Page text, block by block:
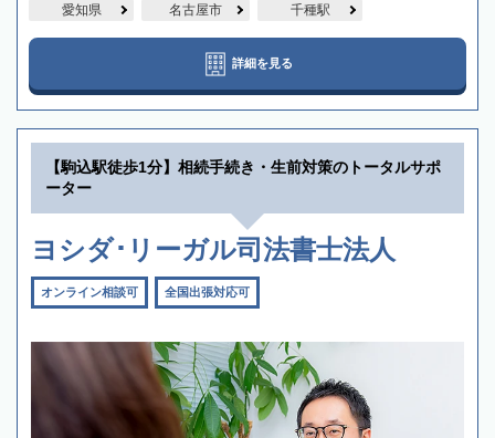
愛知県 名古屋市 千種駅
詳細を見る
【駒込駅徒歩1分】相続手続き・生前対策のトータルサポ
ーター
ヨシダ･リーガル司法書士法人
オンライン相談可 全国出張対応可